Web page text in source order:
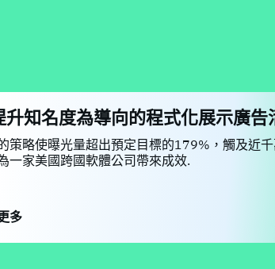
升知名度為導向的程式化展示廣告
策略使曝光量超出預定目標的179%，觸及近
一家美國跨國軟體公司帶來成效.
多